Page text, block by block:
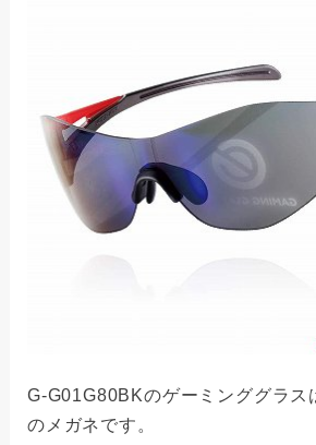
G-G01G80BKのゲーミンググラス
のメガネです。